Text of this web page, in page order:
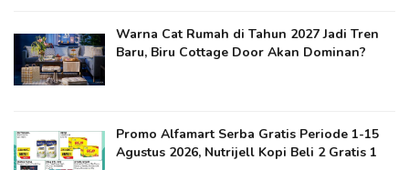
Warna Cat Rumah di Tahun 2027 Jadi Tren
Baru, Biru Cottage Door Akan Dominan?
Promo Alfamart Serba Gratis Periode 1-15
Agustus 2026, Nutrijell Kopi Beli 2 Gratis 1